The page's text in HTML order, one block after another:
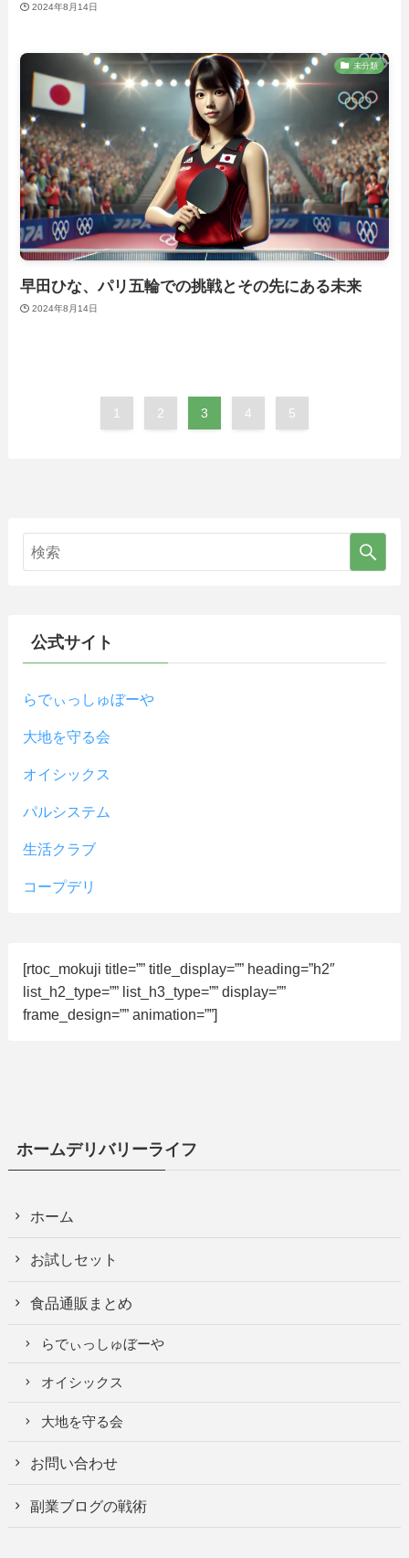
2024年8月14日
未分類
早田ひな、パリ五輪での挑戦とその先にある未来
2024年8月14日
1 2 3 4 5
公式サイト
らでぃっしゅぼーや
大地を守る会
オイシックス
パルシステム
生活クラブ
コープデリ
[rtoc_mokuji title=”” title_display=”” heading=”h2″
list_h2_type=”” list_h3_type=”” display=””
frame_design=”” animation=””]
ホームデリバリーライフ
ホーム
お試しセット
食品通販まとめ
らでぃっしゅぼーや
オイシックス
大地を守る会
お問い合わせ
副業ブログの戦術